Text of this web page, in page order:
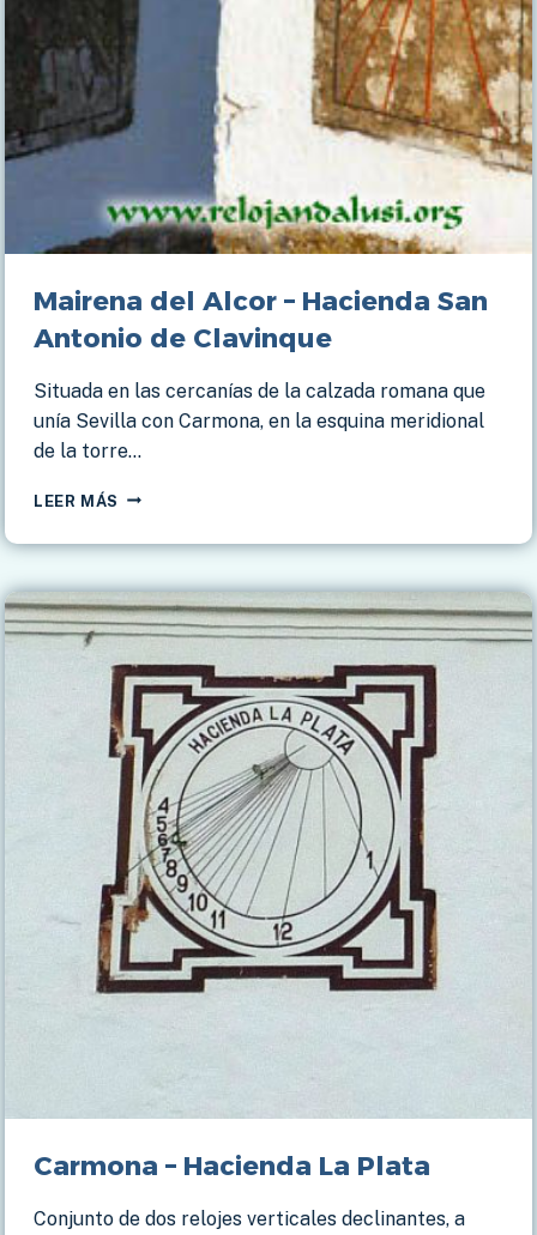
Mairena del Alcor – Hacienda San
Antonio de Clavinque
Situada en las cercanías de la calzada romana que
unía Sevilla con Carmona, en la esquina meridional
de la torre…
LEER MÁS MAIRENA
ALCOR
HACIENDA
SAN
ANTONIO
DE
CLAVINQUE
Carmona – Hacienda La Plata
Conjunto de dos relojes verticales declinantes, a